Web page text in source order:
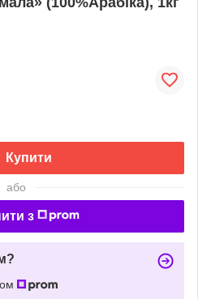
Купити
або
з